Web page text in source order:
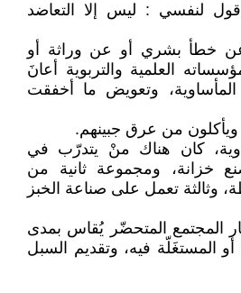
لنفسي : ليس إلا التعاضد
عن خطأ بشري أو عن وراثة أو
العلمية والتربوية أعانَ
المأساوية، وتعويض ما أخفقت
ويأكلون من عرق جبينهم.
كان هناك منْ يتدرّب في
خزانة، ومجموعة ثانية من
وثالثة تعمل على صناعة الخبز
المجتمع المتحضّر يُقاس بمدى
المستغَلّة فيه، وتقديم السبل